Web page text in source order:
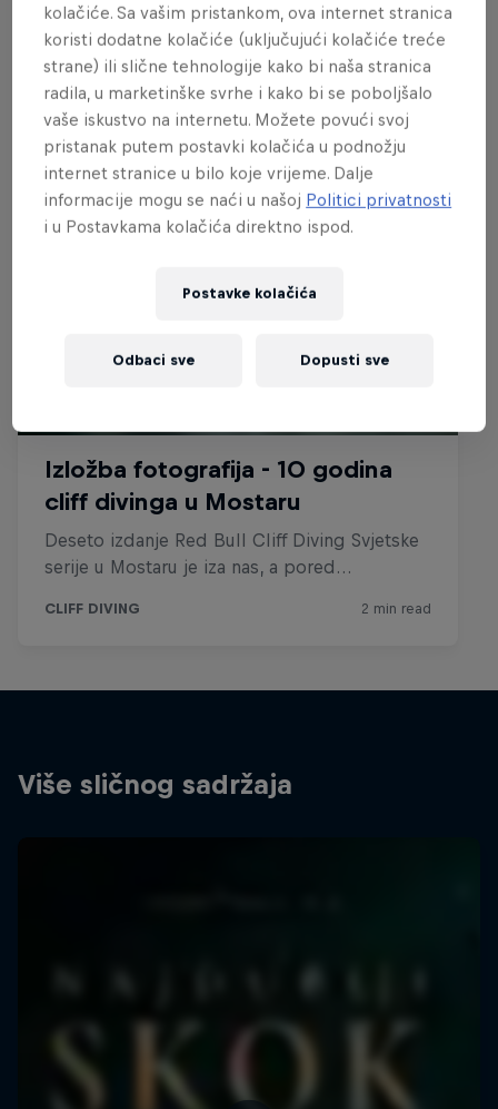
Najnovije
Više sličnog sadržaja
kolačiće. Sa vašim pristankom, ova internet stranica
koristi dodatne kolačiće (uključujući kolačiće treće
strane) ili slične tehnologije kako bi naša stranica
radila, u marketinške svrhe i kako bi se poboljšalo
vaše iskustvo na internetu. Možete povući svoj
pristanak putem postavki kolačića u podnožju
internet stranice u bilo koje vrijeme. Dalje
informacije mogu se naći u našoj Politici privatnosti
i u Postavkama kolačića direktno ispod.
Postavke kolačića
Odbaci sve Dopusti sve